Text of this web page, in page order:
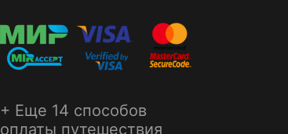
+ Еще 14 способов
оплаты путешествия